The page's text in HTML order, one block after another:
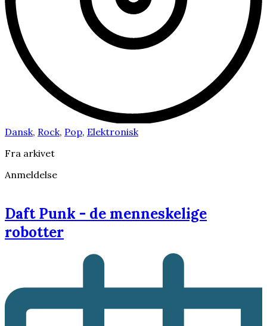
Dansk, Rock, Pop, Elektronisk
Fra arkivet
Anmeldelse
Daft Punk - de menneskelige
robotter